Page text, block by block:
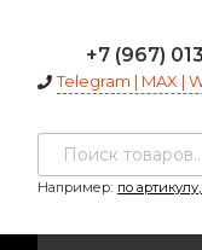
+7 (967)
Telegram | MAX |
Например: по